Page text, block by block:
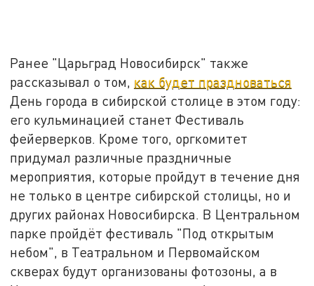
Ранее "Царьград Новосибирск" также
рассказывал о том, как будет праздноваться
День города в сибирской столице в этом году:
его кульминацией станет Фестиваль
фейерверков. Кроме того, оргкомитет
придумал различные праздничные
мероприятия, которые пройдут в течение дня
не только в центре сибирской столицы, но и
других районах Новосибирска. В Центральном
парке пройдёт фестиваль "Под открытым
небом", в Театральном и Первомайском
скверах будут организованы фотозоны, а в